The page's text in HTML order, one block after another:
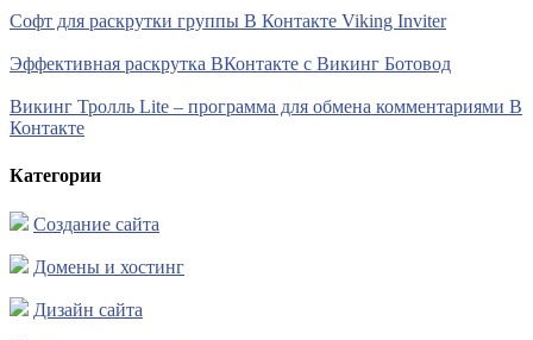
Софт для раскрутки группы В Контакте Viking Inviter
Эффективная раскрутка ВКонтакте с Викинг Ботовод
Викинг Тролль Lite – программа для обмена комментариями В
Контакте
Категории
Создание сайта
Домены и хостинг
Дизайн сайта